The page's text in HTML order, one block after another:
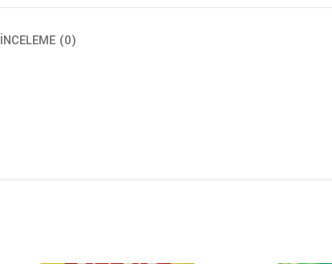
İNCELEME (0)